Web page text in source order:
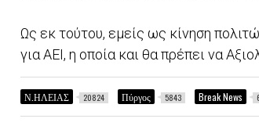
Ως εκ τούτου, εμείς ως κίνηση
για ΑΕΙ, η οποία και θα πρέπει να
Ν.ΗΛΕΙΑΣ 20824 Πύργος 5843 Break News